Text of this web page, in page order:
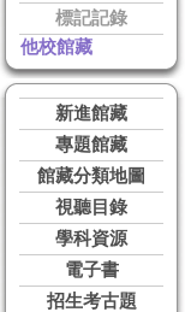
標記記錄
他校館藏
新進館藏
專題館藏
館藏分類地圖
視聽目錄
學科資源
電子書
招生考古題